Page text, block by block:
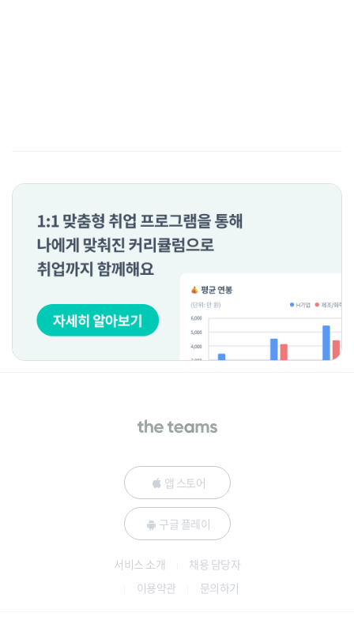
앱 스토어
구글 플레이
서비스 소개
채용 담당자
이용약관
문의하기